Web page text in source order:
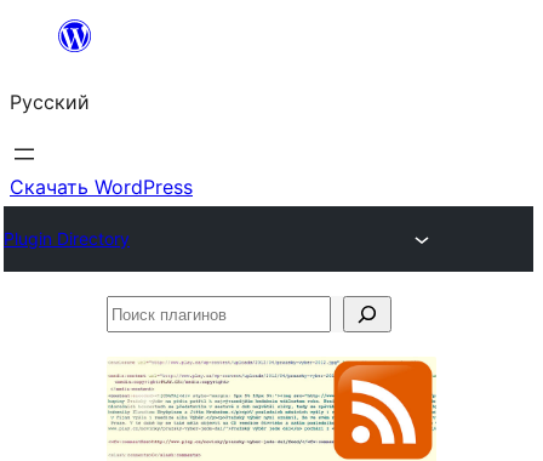
Перейти
содержимому
Русский
Скачать WordPress
Plugin Directory
Поиск